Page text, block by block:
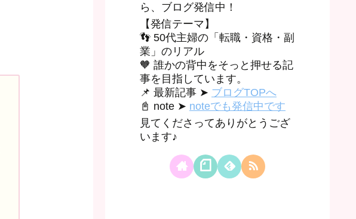
ら、ブログ発信中！
【発信テーマ】
👣 50代主婦の「転職・資格・副
業」のリアル
🧡 誰かの背中をそっと押せる記
事を目指しています。
📌 最新記事 ➤ ブログTOPへ
📓 note ➤ noteでも発信中です
見てくださってありがとうござ
います♪